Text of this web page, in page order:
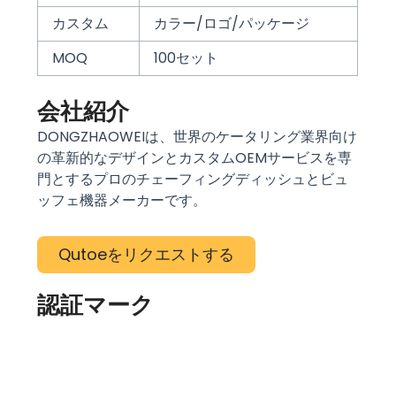
カスタム
カラー/ロゴ/パッケージ
MOQ
100セット
会社紹介
DONGZHAOWEIは、世界のケータリング業界向け
の革新的なデザインとカスタムOEMサービスを専
門とするプロのチェーフィングディッシュとビュ
ッフェ機器メーカーです。
Qutoeをリクエストする
認証マーク